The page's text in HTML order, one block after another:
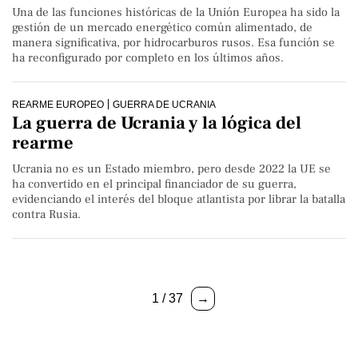
Una de las funciones históricas de la Unión Europea ha sido la
gestión de un mercado energético común alimentado, de
manera significativa, por hidrocarburos rusos. Esa función se
ha reconfigurado por completo en los últimos años.
REARME EUROPEO GUERRA DE UCRANIA
La guerra de Ucrania y la lógica del
rearme
Ucrania no es un Estado miembro, pero desde 2022 la UE se
ha convertido en el principal financiador de su guerra,
evidenciando el interés del bloque atlantista por librar la batalla
contra Rusia.
1 / 37 →